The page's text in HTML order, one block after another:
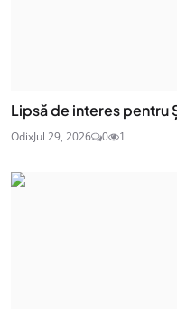
Lipsă de interes pentru
OdixJul 29, 2026 0 1